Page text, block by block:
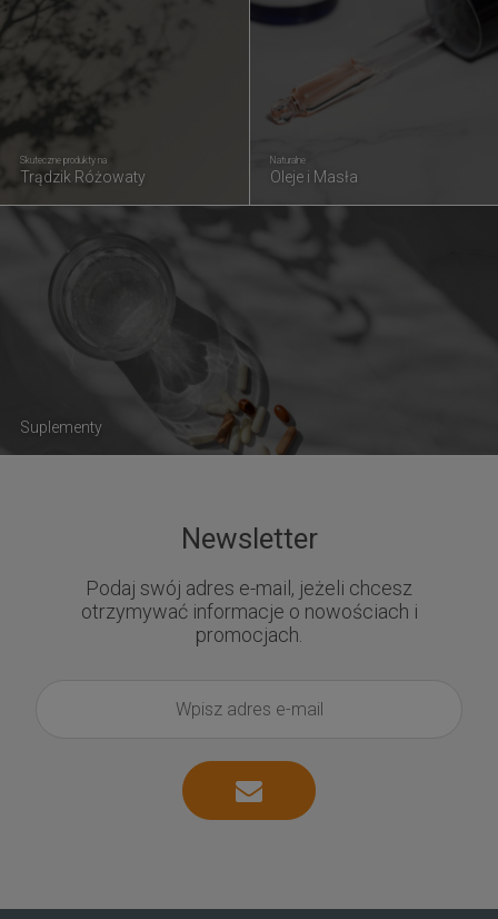
Suplementy
Skuteczne produkty na
Trądzik Różowaty
Naturalne
Oleje i Masła
Newsletter
Podaj swój adres e-mail, jeżeli chcesz
otrzymywać informacje o nowościach i
promocjach.